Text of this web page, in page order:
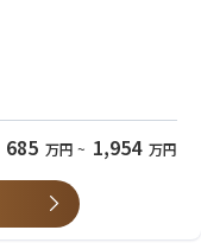
見がある方はなお可
685 万円 ~ 1,954 万円